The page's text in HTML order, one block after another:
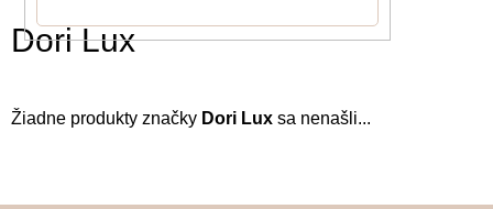
Dori Lux
Žiadne produkty značky Dori Lux sa nenašli...